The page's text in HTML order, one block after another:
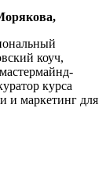
коуч,
курса
и маркетинг для